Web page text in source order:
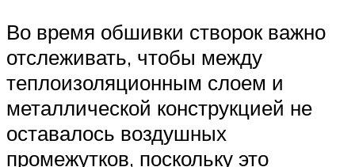
Во время обшивки створок важно
отслеживать, чтобы между
теплоизоляционным слоем и
металлической конструкцией не
оставалось воздушных
промежутков, поскольку это